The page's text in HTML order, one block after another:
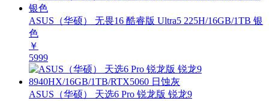
ASUS（华硕） 无畏16 酷睿版 Ultra5 225H/16GB/1TB 银
色
￥
5999
ASUS（华硕） 天选6 Pro 锐龙版 锐龙9